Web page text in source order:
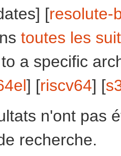
[resolute-
toutes les
a specific
] [riscv64] [
n'ont pas
recherche.